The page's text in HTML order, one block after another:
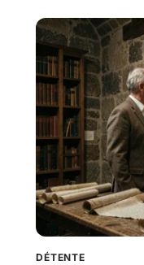
DÉTENTE